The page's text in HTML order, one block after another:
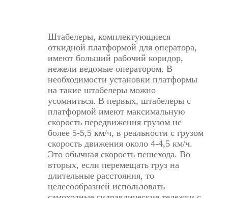
Штабелеры, комплектующиеся
откидной платформой для оператора,
имеют больший рабочий коридор,
нежели ведомые оператором. В
необходимости установки платформы
на такие штабелеры можно
усомниться. В первых, штабелеры с
платформой имеют максимальную
скорость передвижения грузом не
более 5-5,5 км/ч, в реальности с грузом
скорость движения около 4-4,5 км/ч.
Это обычная скорость пешехода. Во
вторых, если перемещать груз на
длительные расстояния, то
целесообразней использовать